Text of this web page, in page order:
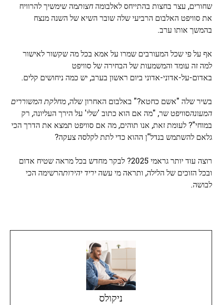
שחורים, עצר בחצות בהתייחס לאלבומהחצותמה שימשיך להרוויח
את סוויפט האלבום הרביעי שלה שובר השיא של השנה מנצח
בהמשך אותו ערב.
אף על פי שכל המעורבים שמרו על אמא בכל מה שקשור לאישור
למה זה עומד והמשמעות של הבחירה של סוויפט
באדום-על-אדוני-אדוני ביום ראשון בערב, יש כמה ניחושים קלים.
בשיר שלה "אשם כחטא?" באלבום האחרון שלה, מחלקת המשוררים
המעונהסוויפט שר, "מה אם הוא כתוב 'שלי' על הירך העליונה, רק
במוחי"? לעומת זאת, אנו תוהים, מה אם סוויפט תמצא את הדרך הכי
גלאם להשתמש בנדל"ן ההוא כדי לתת לקלסה צעקה?
רוצה עוד יותר גראמי 2025? לבקר מחדש בכל מראה שטיח אדום
ובכל הזוכים של הלילה, ותראה מי עשהיריד יהירותהרשימה הכי
לבושה.
ניקולס